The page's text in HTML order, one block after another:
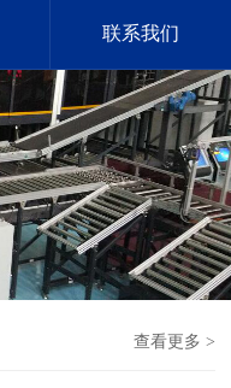
联系我们
查看更多 >